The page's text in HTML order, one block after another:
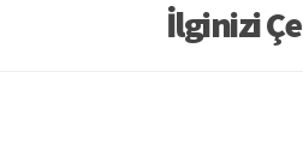
İlginizi